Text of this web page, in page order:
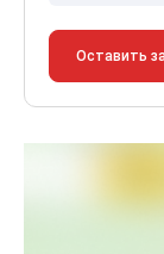
Оставить